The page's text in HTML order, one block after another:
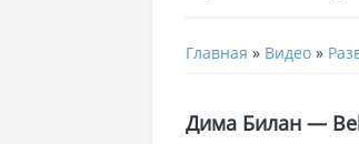
Главная » Видео »
Дима Билан —